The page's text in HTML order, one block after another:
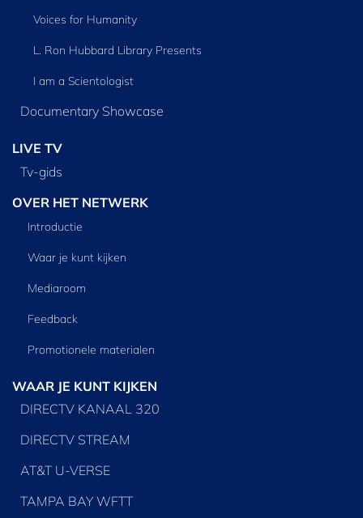
Voices for Humanity
L. Ron Hubbard Library Presents
I am a Scientologist
Documentary Showcase
LIVE TV
Tv‑gids
OVER HET NETWERK
Introductie
Waar je kunt kijken
Mediaroom
Feedback
Promotionele materialen
WAAR JE KUNT KIJKEN
DIRECTV KANAAL 320
DIRECTV STREAM
AT&T U-VERSE
TAMPA BAY WFTT